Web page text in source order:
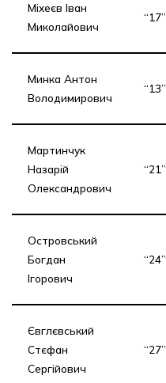
Міхеєв Іван
Миколайович
“17”
Минка Антон
Володимирович
“13”
Мартинчук
Назарій
Олександрович
“21”
Островський
Богдан
Ігорович
“24”
Євглєвський
Стєфан
Сергійович
“27”